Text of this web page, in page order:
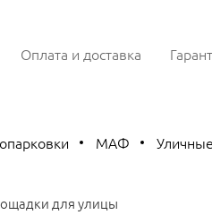
Оплата и доставка
МАФ
для улицы